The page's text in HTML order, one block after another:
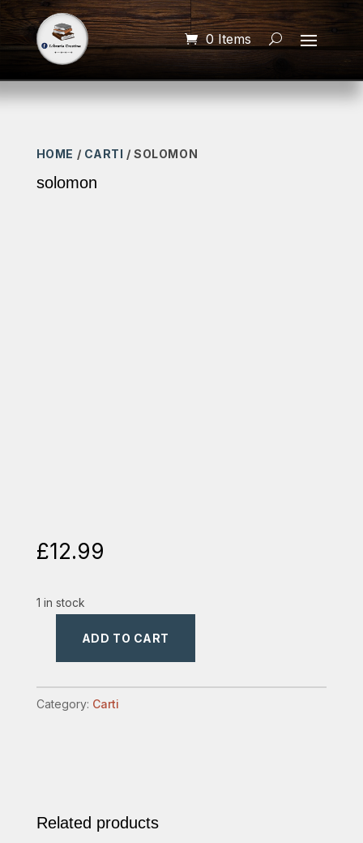
0 Items
HOME / CARTI / SOLOMON
solomon
£12.99
1 in stock
ADD TO CART
Category: Carti
Related products